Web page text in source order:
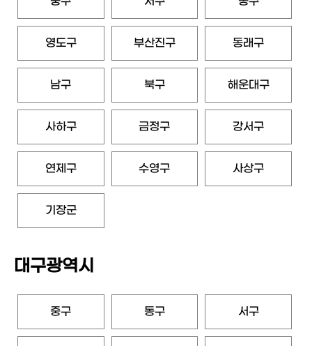
영도구 부산진구 동래구
남구 북구 해운대구
사하구 금정구 강서구
연제구 수영구 사상구
기장군
대구광역시
중구 동구 서구